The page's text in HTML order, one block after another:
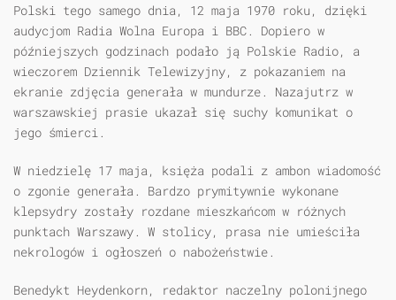
Polski tego samego dnia, 12 maja 1970 roku, dzięki
audycjom Radia Wolna Europa i BBC. Dopiero w
późniejszych godzinach podało ją Polskie Radio, a
wieczorem Dziennik Telewizyjny, z pokazaniem na
ekranie zdjęcia generała w mundurze. Nazajutrz w
warszawskiej prasie ukazał się suchy komunikat o
jego śmierci.
W niedzielę 17 maja, księża podali z ambon wiadomość
o zgonie generała. Bardzo prymitywnie wykonane
klepsydry zostały rozdane mieszkańcom w różnych
punktach Warszawy. W stolicy, prasa nie umieściła
nekrologów i ogłoszeń o nabożeństwie.
Benedykt Heydenkorn, redaktor naczelny polonijnego